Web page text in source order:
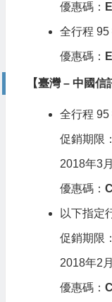
優惠碼：
全行程 95
優惠碼：
【臺灣 – 中國
全行程 95
促銷期限
2018年3
優惠碼：
以下指定
促銷期限
2018年2
優惠碼：